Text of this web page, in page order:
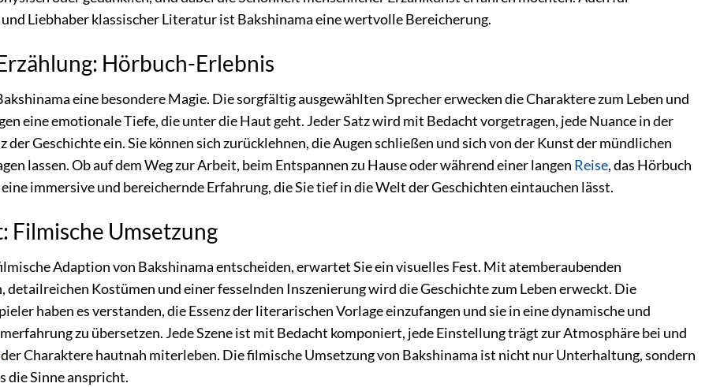
Liebhaber klassischer Literatur ist Bakshinama eine wertvolle Bereicherung.
Hörbuch-Erlebnis
eine besondere Magie. Die sorgfältig ausgewählten Sprecher erwecken die Charaktere zum Leben und
eine emotionale Tiefe, die unter die Haut geht. Jeder Satz wird mit Bedacht vorgetragen, jede Nuance in der
der Geschichte ein. Sie können sich zurücklehnen, die Augen schließen und sich von der Kunst der mündlichen
lassen. Ob auf dem Weg zur Arbeit, beim Entspannen zu Hause oder während einer langen Reise, das Hörbuch
immersive und bereichernde Erfahrung, die Sie tief in die Welt der Geschichten eintauchen lässt.
Filmische Umsetzung
Adaption von Bakshinama entscheiden, erwartet Sie ein visuelles Fest. Mit atemberaubenden
detailreichen Kostümen und einer fesselnden Inszenierung wird die Geschichte zum Leben erweckt. Die
haben es verstanden, die Essenz der literarischen Vorlage einzufangen und sie in eine dynamische und
zu übersetzen. Jede Szene ist mit Bedacht komponiert, jede Einstellung trägt zur Atmosphäre bei und
der Charaktere hautnah miterleben. Die filmische Umsetzung von Bakshinama ist nicht nur Unterhaltung, sondern
die Sinne anspricht.